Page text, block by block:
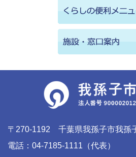
〒270-1192 千葉県我孫子市我孫
電話：04-7185-1111（代表）